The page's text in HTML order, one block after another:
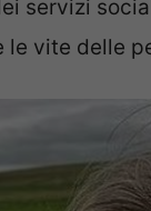
servizi
vite delle